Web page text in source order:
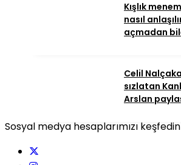
Kışlık
nasıl
açmadan
Celil
sızlatan
Arslan
Sosyal medya hesaplarımızı keşfedin